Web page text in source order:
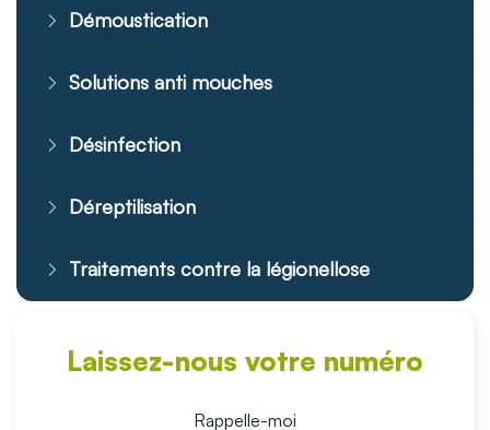
Démoustication
Solutions anti mouches
Désinfection
Déreptilisation
Traitements contre la légionellose
Laissez-nous votre numéro
Rappelle-moi